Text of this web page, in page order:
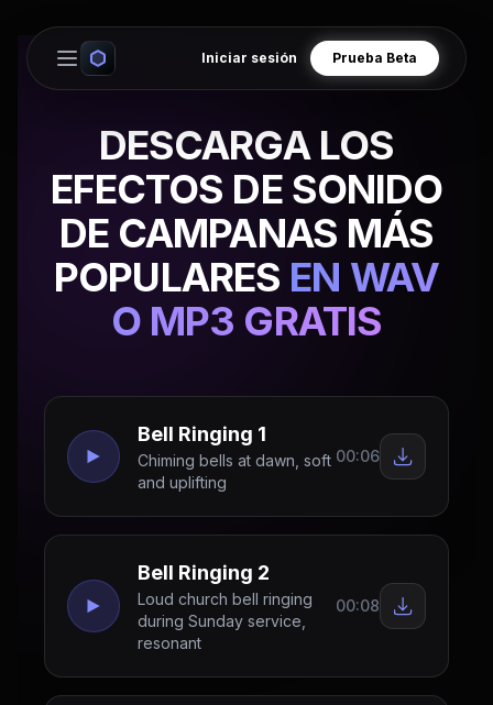
Open main menu
Iniciar sesión Prueba Beta
DESCARGA LOS
EFECTOS DE SONIDO
DE CAMPANAS MÁS
POPULARES EN WAV
O MP3 GRATIS
Bell Ringing 1
Chiming bells at dawn, soft
and uplifting
00:06
Bell Ringing 2
Loud church bell ringing
during Sunday service,
resonant
00:08